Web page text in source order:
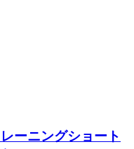
ーニングショート